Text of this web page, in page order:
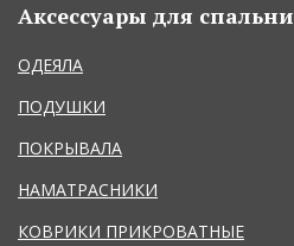
Аксессуары для спальни
ОДЕЯЛА
ПОДУШКИ
ПОКРЫВАЛА
НАМАТРАСНИКИ
КОВРИКИ ПРИКРОВАТНЫЕ